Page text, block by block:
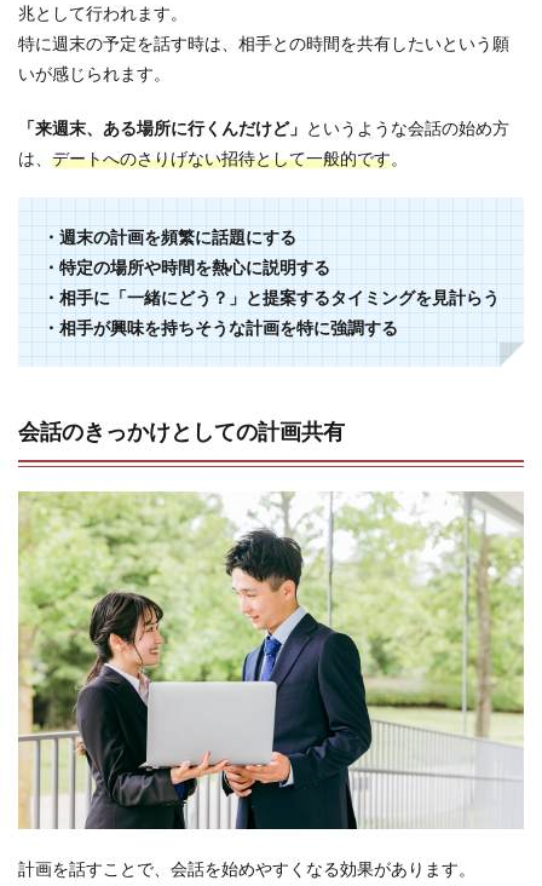
兆として行われます。
特に週末の予定を話す時は、相手との時間を共有したいという願
いが感じられます。
「来週末、ある場所に行くんだけど」 というような会話の始め方
は、 デートへのさりげない招待として一般的です。
・週末の計画を頻繁に話題にする
・特定の場所や時間を熱心に説明する
・相手に「一緒にどう？」と提案するタイミングを見計らう
・相手が興味を持ちそうな計画を特に強調する
会話のきっかけとしての計画共有
計画を話すことで、会話を始めやすくなる効果があります。